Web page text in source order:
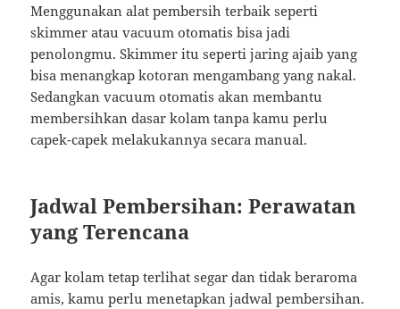
Menggunakan alat pembersih terbaik seperti
skimmer atau vacuum otomatis bisa jadi
penolongmu. Skimmer itu seperti jaring ajaib yang
bisa menangkap kotoran mengambang yang nakal.
Sedangkan vacuum otomatis akan membantu
membersihkan dasar kolam tanpa kamu perlu
capek-capek melakukannya secara manual.
Jadwal Pembersihan: Perawatan
yang Terencana
Agar kolam tetap terlihat segar dan tidak beraroma
amis, kamu perlu menetapkan jadwal pembersihan.